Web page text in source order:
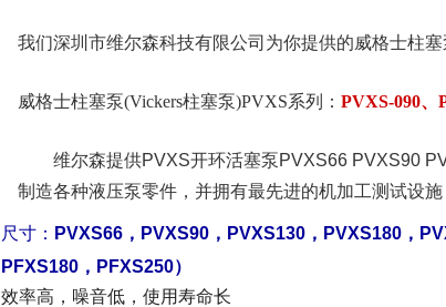
我们深圳市维尔森科技有限公司为你提供的威格士柱塞
威格士柱塞泵(Vickers柱塞泵)PVXS系列： PVXS-090、
维尔森提供PVXS开环活塞泵PVXS66 PVXS90
制造各种液压泵零件，并拥有最先进的机加工测试设施
尺寸： PVXS66，PVXS90，PVXS130，PVXS180，
PFXS180，PFXS250）
效率高，噪音低，使用寿命长